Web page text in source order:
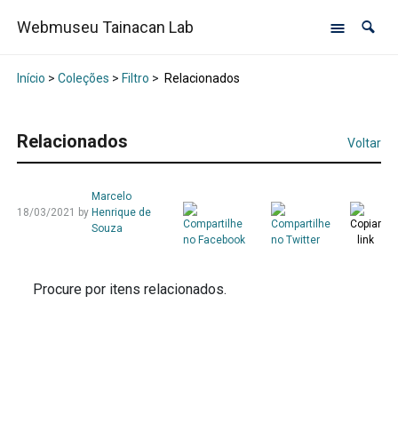
Webmuseu Tainacan Lab
Início > Coleções > Filtro > Relacionados
Relacionados Voltar
18/03/2021 by
Marcelo
Henrique de
Souza
Procure por itens relacionados.